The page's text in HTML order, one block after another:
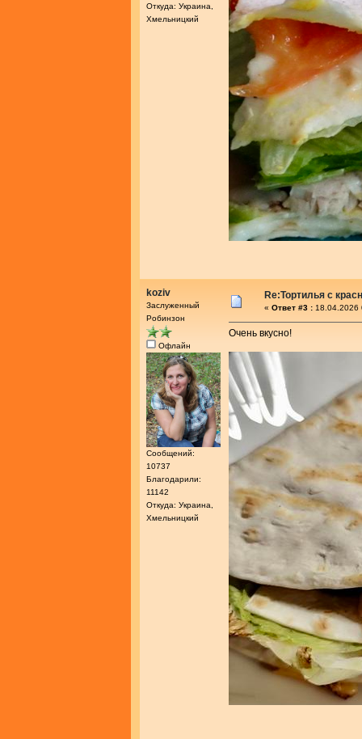
Откуда: Украина,
Хмельницкий
koziv
Заслуженный
Робинзон
Офлайн
Сообщений:
10737
Благодарили:
11142
Откуда: Украина,
Хмельницкий
Re:Тортилья с
« Ответ #3 : 18.04.2026
Очень вкусно!